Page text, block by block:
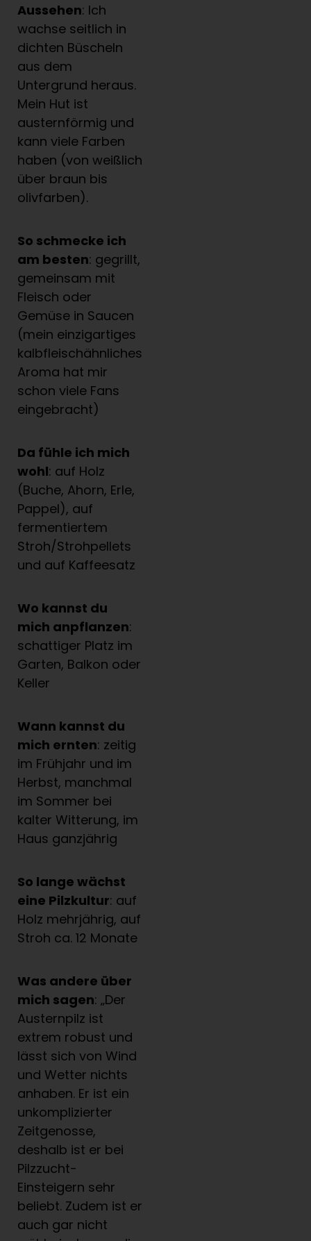
Aussehen: Ich
wachse seitlich in
dichten Büscheln
aus dem
Untergrund heraus.
Mein Hut ist
austernförmig und
kann viele Farben
haben (von weißlich
über braun bis
olivfarben).
So schmecke ich
am besten: gegrillt,
gemeinsam mit
Fleisch oder
Gemüse in Saucen
(mein einzigartiges
kalbfleischähnliches
Aroma hat mir
schon viele Fans
eingebracht)
Da fühle ich mich
wohl: auf Holz
(Buche, Ahorn, Erle,
Pappel), auf
fermentiertem
Stroh/Strohpellets
und auf Kaffeesatz
Wo kannst du
mich anpflanzen:
schattiger Platz im
Garten, Balkon oder
Keller
Wann kannst du
mich ernten: zeitig
im Frühjahr und im
Herbst, manchmal
im Sommer bei
kalter Witterung, im
Haus ganzjährig
So lange wächst
eine Pilzkultur: auf
Holz mehrjährig, auf
Stroh ca. 12 Monate
Was andere über
mich sagen: „Der
Austernpilz ist
extrem robust und
lässt sich von Wind
und Wetter nichts
anhaben. Er ist ein
unkomplizierter
Zeitgenosse,
deshalb ist er bei
Pilzzucht-
Einsteigern sehr
beliebt. Zudem ist er
auch gar nicht